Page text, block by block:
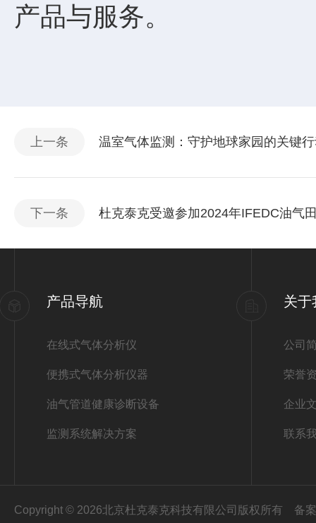
产品与服务。
上一条 温室气体监测：守护地球家园的关键
下一条 杜克泰克受邀参加2024年IFEDC油气
产品导航
在线式气体分析仪
便携式气体分析仪器
油气管道健康诊断设备
监测系统解决方案
关于
公司
荣誉
企业
联系
Copyright © 2026北京杜克泰克科技有限公司版权所有 备